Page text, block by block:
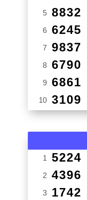
5 8832
6 6245
7 9837
8 6790
9 6861
10 3109
1 5224
2 4396
3 1742